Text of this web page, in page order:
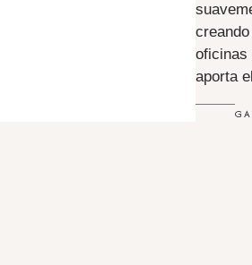
oficinas
aporta